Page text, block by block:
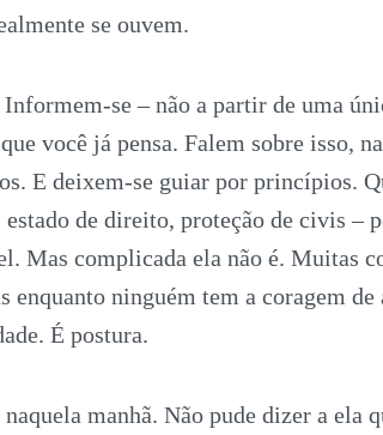
se ouvem.
se – não a partir de uma
você já pensa. Falem sobre isso,
E deixem-se guiar por princípios.
de direito, proteção de civis –
Mas complicada ela não é. Muitas
enquanto ninguém tem a coragem
É postura.
manhã. Não pude dizer a ela